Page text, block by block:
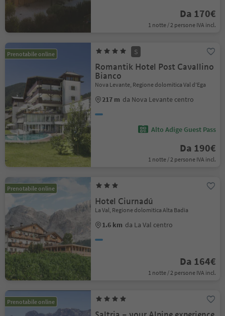
Da 170€
1 notte / 2 persone IVA incl.
Prenotabile online S
Romantik Hotel Post Cavallino
Bianco
Nova Levante, Regione dolomitica Val d'Ega
217 m da Nova Levante centro
Alto Adige Guest Pass
Da 190€
1 notte / 2 persone IVA incl.
Prenotabile online
Hotel Ciurnadú
La Val, Regione dolomitica Alta Badia
1.6 km da La Val centro
Da 164€
1 notte / 2 persone IVA incl.
Prenotabile online